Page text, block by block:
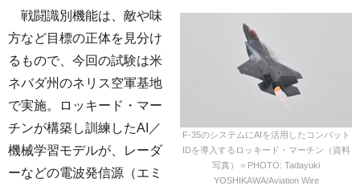
F-35のシステムにAIを活用したコンバット
IDを導入するロッキード・マーチン（資料
写真）＝PHOTO: Tadayuki
YOSHIKAWA/Aviation Wire
戦闘識別機能は、敵や味
方など目標の正体を見分け
るもので、今回の試験は米
ネバダ州のネリス空軍基地
で実施。ロッキード・マー
チンが構築し訓練したAI／
機械学習モデルが、レーダ
ーなどの電波発信源（エミ